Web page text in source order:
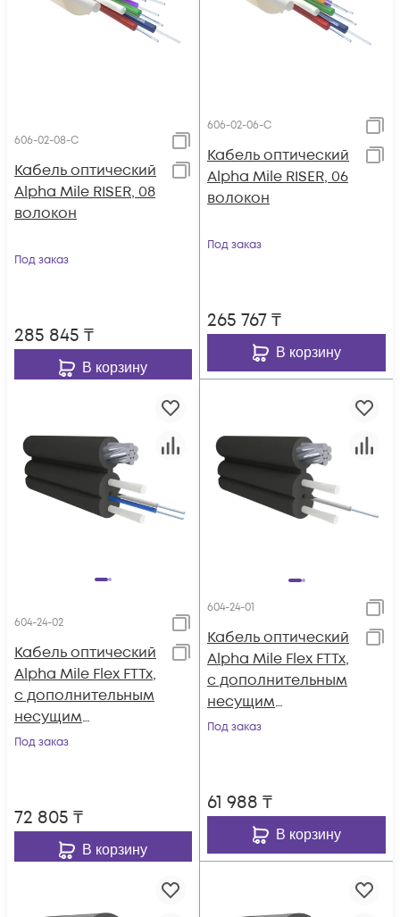
606-02-08-C
Кабель оптический
Alpha Mile RISER, 08
волокон
Под заказ
285 845 ₸
В корзину
606-02-06-C
Кабель оптический
Alpha Mile RISER, 06
волокон
Под заказ
265 767₸
В корзину
604-24-02
Кабель оптический
Alpha Mile Flex FTTx,
с дополнительным
несущим
элементом (трос
Под заказ
72 805 ₸
В корзину
604-24-01
Кабель оптический
Alpha Mile Flex FTTx,
с дополнительным
несущим
элементом (трос 1.2
Под заказ
61 988 ₸
В корзину